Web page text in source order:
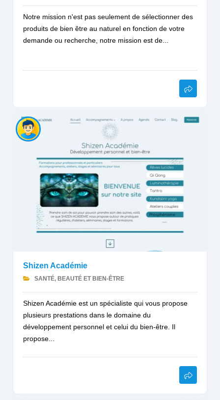
Notre mission n'est pas seulement de sélectionner des
produits de bien être au naturel en fonction de votre
demande ou recherche, notre mission est de...
Shizen Académie
SANTÉ, BEAUTÉ ET BIEN-ÊTRE
Shizen Académie est un spécialiste qui vous propose
plusieurs prestations dans le domaine du
développement personnel et celui du bien-être. Il
propose...